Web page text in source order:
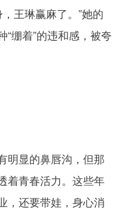
王琳赢麻了。”她的
绷着”的违和感，被夸
明显的鼻唇沟，但那
着青春活力。这些年
，还要带娃，身心消